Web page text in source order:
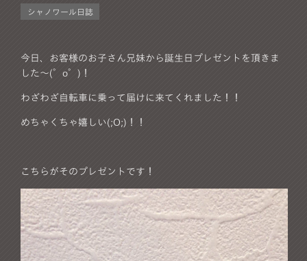
シャノワール日誌
今日、お客様のお子さん兄妹から誕生日プレゼントを頂きま
した～(゜o゜)！
わざわざ自転車に乗って届けに来てくれました！！
めちゃくちゃ嬉しい(;O;)！！
こちらがそのプレゼントです！